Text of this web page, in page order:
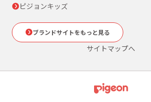
ピジョンキッズ
ブランドサイトをもっと見る
サイトマップへ